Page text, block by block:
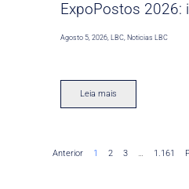
ExpoPostos 2026:
Agosto 5, 2026 ,LBC Noticias LBC
Leia mais
Anterior 1 2 3 … 1.161